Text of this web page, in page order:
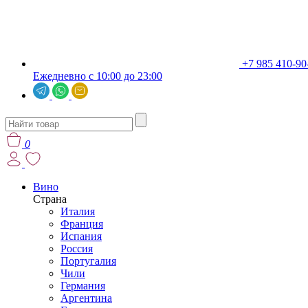
+7 985 410-
Ежедневно с 10:00 до 23:00
0
Вино
Страна
Италия
Франция
Испания
Россия
Португалия
Чили
Германия
Аргентина